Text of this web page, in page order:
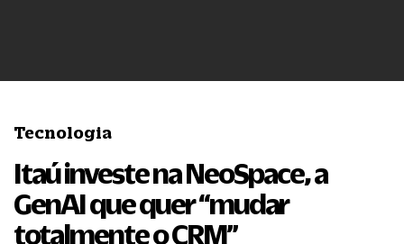
Tecnologia
Itaú investe na NeoSpace, a
GenAI que quer “mudar
totalmente o CRM”